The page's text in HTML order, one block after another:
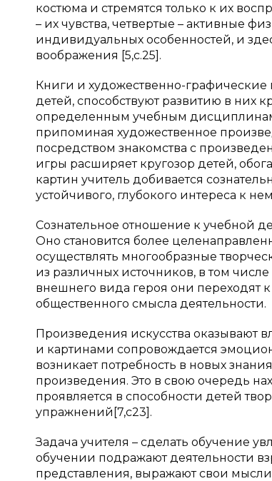
костюма и стремятся только к их
– их чувства, четвертые – активные
индивидуальных особенностей, и
воображения [5,с.25].
Книги и художественно-
детей, способствуют развитию в них
определенным учебным
припоминая художественное
посредством знакомства с
игры расширяет кругозор детей,
картин учитель добивается
устойчивого, глубокого интереса к
Сознательное отношение к учебной
Оно становится более
осуществлять многообразные
из различных источников, в том
внешнего вида героя они переходят
общественного смысла деятельности.
Произведения искусства оказывают
и картинами сопровождается
возникает потребность в новых
произведения. Это в свою очередь
проявляется в способности детей
упражнений[7,с23].
Задача учителя – сделать обучение
обучении подражают деятельности
представления, выражают свои мысли